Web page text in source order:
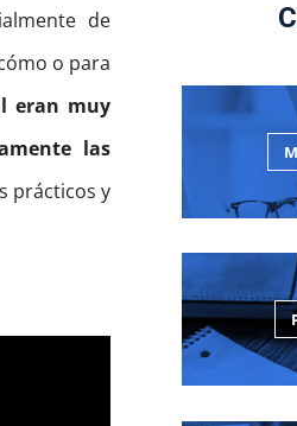
de
o para
eran muy
las
prácticos y